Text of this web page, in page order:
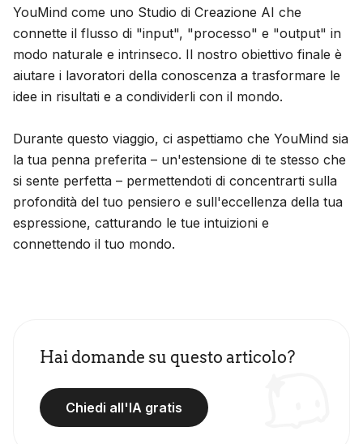
YouMind come uno Studio di Creazione AI che
connette il flusso di "input", "processo" e "output" in
modo naturale e intrinseco. Il nostro obiettivo finale è
aiutare i lavoratori della conoscenza a trasformare le
idee in risultati e a condividerli con il mondo.
Durante questo viaggio, ci aspettiamo che YouMind sia
la tua penna preferita – un'estensione di te stesso che
si sente perfetta – permettendoti di concentrarti sulla
profondità del tuo pensiero e sull'eccellenza della tua
espressione, catturando le tue intuizioni e
connettendo il tuo mondo.
Hai domande su questo articolo?
Chiedi all'IA gratis